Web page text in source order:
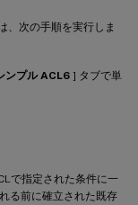
、次の手順を実行しま
ンプル ACL6 ] タブで単
で指定された条件に一
る前に確立された既存